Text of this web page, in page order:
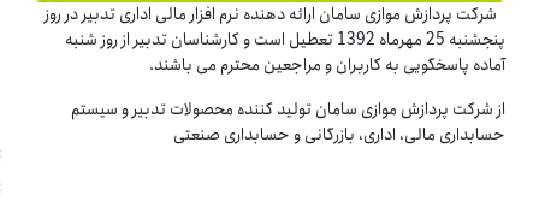
شرکت پردازش موازی سامان ارائه دهنده نرم افزار مالی اداری تدبیر در روز
پنجشنبه 25 مهرماه 1392 تعطیل است و کارشناسان تدبیر از روز شنبه
آماده پاسخگویی به کاربران و مراجعین محترم می باشند.
از شرکت پردازش موازی سامان تولید کننده محصولات تدبیر و سیستم
حسابداری مالی، اداری، بازرگانی و حسابداری صنعتی